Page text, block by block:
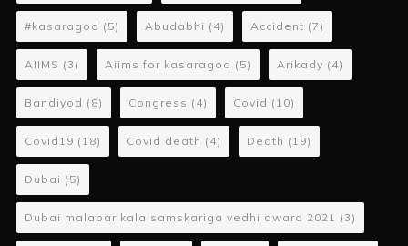
#kasaragod (5) Abudabhi (4) Accident (7)
AIIMS (3) Aiims for kasaragod (5) Arikady (4)
Bandiyod (8) Congress (4) Covid (10)
Covid19 (18) Covid death (4) Death (19)
Dubai (5)
Dubai malabar kala samskariga vedhi award 2021 (3)